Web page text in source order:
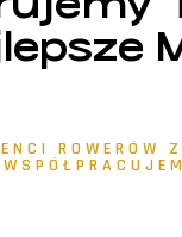
ROWERÓW